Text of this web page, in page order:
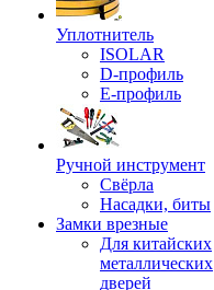
Уплотнитель
ISOLAR
D-профиль
Е-профиль
Ручной инструмент
Свёрла
Насадки, биты
Замки врезные
Для китайских
металлических
дверей